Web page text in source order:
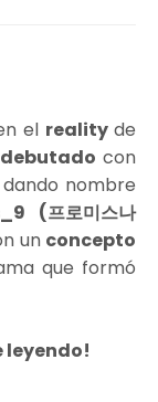
el reality de
debutadocon
nombre
(프로미스나
un concepto
que formó
leyendo!